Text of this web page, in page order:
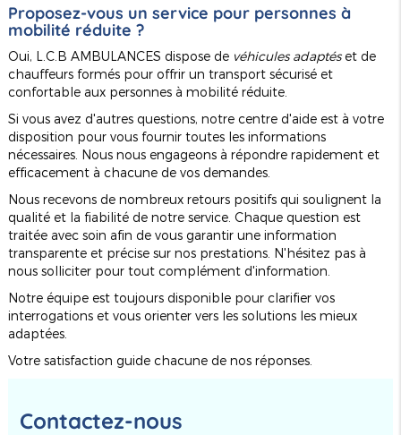
Proposez-vous un service pour personnes à
mobilité réduite ?
Oui, L.C.B AMBULANCES dispose de véhicules adaptéset de
chauffeurs formés pour offrir un transport sécurisé et
confortable aux personnes à mobilité réduite.
Si vous avez d'autres questions, notre centre d'aide est à votre
disposition pour vous fournir toutes les informations
nécessaires. Nous nous engageons à répondre rapidement et
efficacement à chacune de vos demandes.
Nous recevons de nombreux retours positifs qui soulignent la
qualité et la fiabilité de notre service. Chaque question est
traitée avec soin afin de vous garantir une information
transparente et précise sur nos prestations. N'hésitez pas à
nous solliciter pour tout complément d'information.
Notre équipe est toujours disponible pour clarifier vos
interrogations et vous orienter vers les solutions les mieux
adaptées.
Votre satisfaction guide chacune de nos réponses.
Contactez-nous